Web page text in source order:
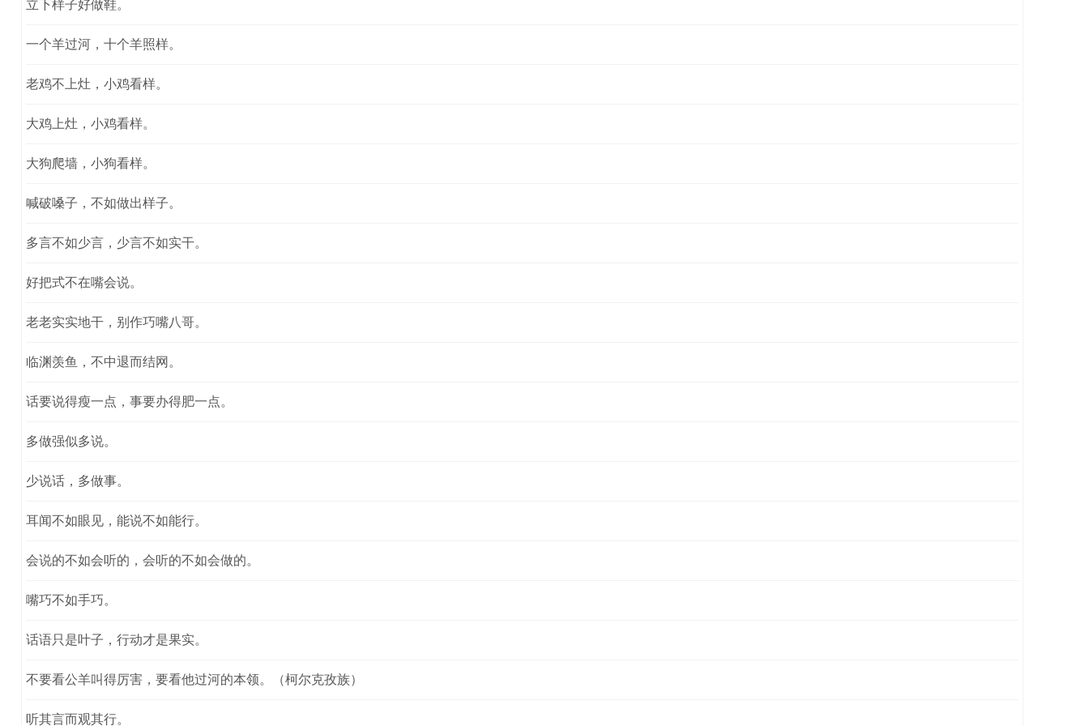
立下样子好做鞋。
一个羊过河，十个羊照样。
老鸡不上灶，小鸡看样。
大鸡上灶，小鸡看样。
大狗爬墙，小狗看样。
喊破嗓子，不如做出样子。
多言不如少言，少言不如实干。
好把式不在嘴会说。
老老实实地干，别作巧嘴八哥。
临渊羡鱼，不中退而结网。
话要说得瘦一点，事要办得肥一点。
多做强似多说。
少说话，多做事。
耳闻不如眼见，能说不如能行。
会说的不如会听的，会听的不如会做的。
嘴巧不如手巧。
话语只是叶子，行动才是果实。
不要看公羊叫得厉害，要看他过河的本领。（柯尔克孜族）
听其言而观其行。